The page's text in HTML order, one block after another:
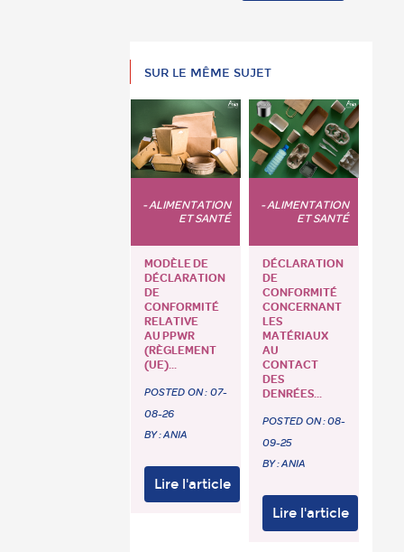
SUR LE MÊME SUJET
- ALIMENTATION
ET SANTÉ
MODÈLE DE
DÉCLARATION
DE
CONFORMITÉ
RELATIVE
AU PPWR
(RÈGLEMENT
(UE)...
POSTED ON : 07-
08-26
BY : ANIA
Lire l'article
- ALIMENTATION
ET SANTÉ
DÉCLARATION
DE
CONFORMITÉ
CONCERNANT
LES
MATÉRIAUX
AU
CONTACT
DES
DENRÉES...
POSTED ON :08-
09-25
BY : ANIA
Lire l'article